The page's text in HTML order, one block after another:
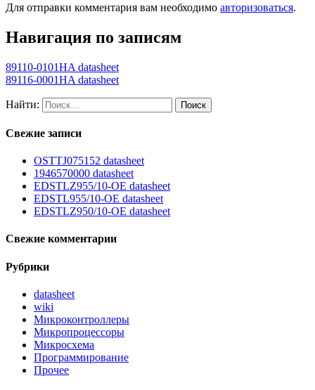
Для отправки комментария вам необходимо авторизоваться.
Навигация по записям
89110-0101HA datasheet
89116-0001HA datasheet
Найти:
Свежие записи
OSTTJ075152 datasheet
1946570000 datasheet
EDSTLZ955/10-OE datasheet
EDSTL955/10-OE datasheet
EDSTLZ950/10-OE datasheet
Свежие комментарии
Рубрики
datasheet
wiki
Микроконтроллеры
Микропроцессоры
Микросхема
Программирование
Прочее